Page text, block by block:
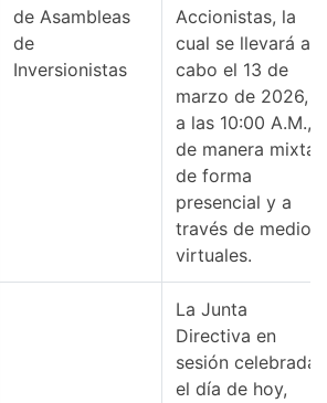
de Asambleas
de
Inversionistas
Accionistas, la
cual se llevará a
cabo el 13 de
marzo de 2026,
a las 10:00 A.M.,
de manera mixta,
de forma
presencial y a
través de medios
virtuales.
La Junta
Directiva en
sesión celebrada
el día de hoy,